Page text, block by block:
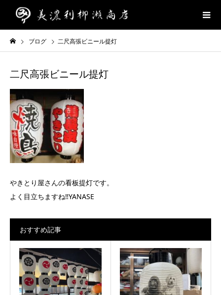
ブログ 二尺高張ビニール提灯
二尺高張ビニール提灯
やきとり屋さんの看板提灯です。
よく目立ちますね‼︎YANASE
おすすめ記事